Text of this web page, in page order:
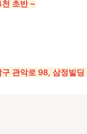
초반 ~
관악로 98, 삼정빌